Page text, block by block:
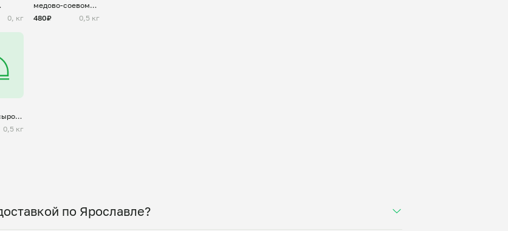
0, кг
медово-соевом
соусе
480₽ 0,5 кг
0,5 кг
по Ярославле?